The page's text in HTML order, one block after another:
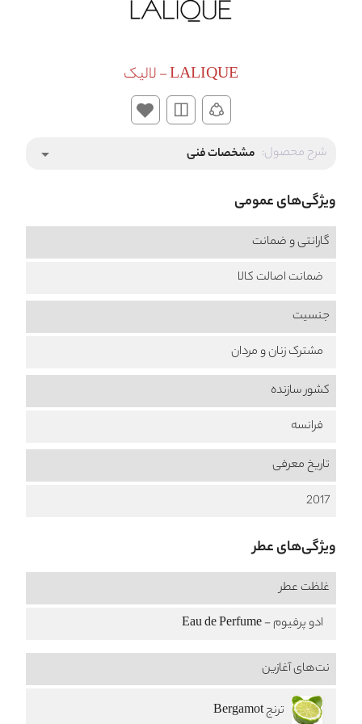
LALIQUE - لالیک
شرح محصول: مشخصات فنی arrow_drop_down
ویژگی‌های عمومی
گارانتی و ضمانت
ضمانت اصالت کالا
جنسیت
مشترک زنان و مردان
کشور سازنده
فرانسه
تاریخ معرفی
2017
ویژگی‌های عطر
غلظت عطر
ادو پرفیوم - Eau de Perfume
نت‌های آغازین
ترنج Bergamot